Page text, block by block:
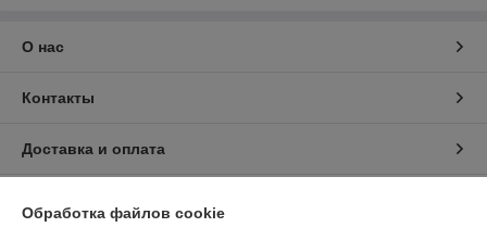
О нас
Контакты
Доставка и оплата
Обработка файлов cookie